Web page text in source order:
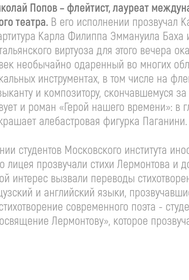
Попов – флейтист, лауреат
театра. В его исполнении
Карла Филиппа Эммануила
виртуоза для этого вечера
необычайно одаренный во многих
инструментах, в том числе на
и композитору, скончавшемуся
и роман «Герой нашего времени»:
алебастровая фигурка Паганини.
студентов Московского института
лицея прозвучали стихи Лермонтова и
интерес вызвали переводы
и английский языки,
современного поэта -
Лермонтову», которое